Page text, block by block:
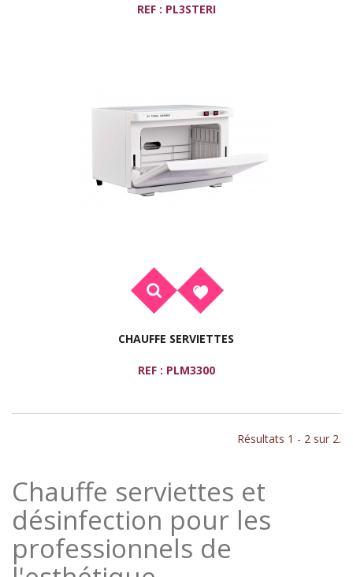
REF : PL3STERI
CHAUFFE SERVIETTES
REF : PLM3300
Résultats 1 - 2 sur 2.
Chauffe serviettes et
désinfection pour les
professionnels de